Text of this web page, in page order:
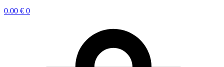
0.00 € 0